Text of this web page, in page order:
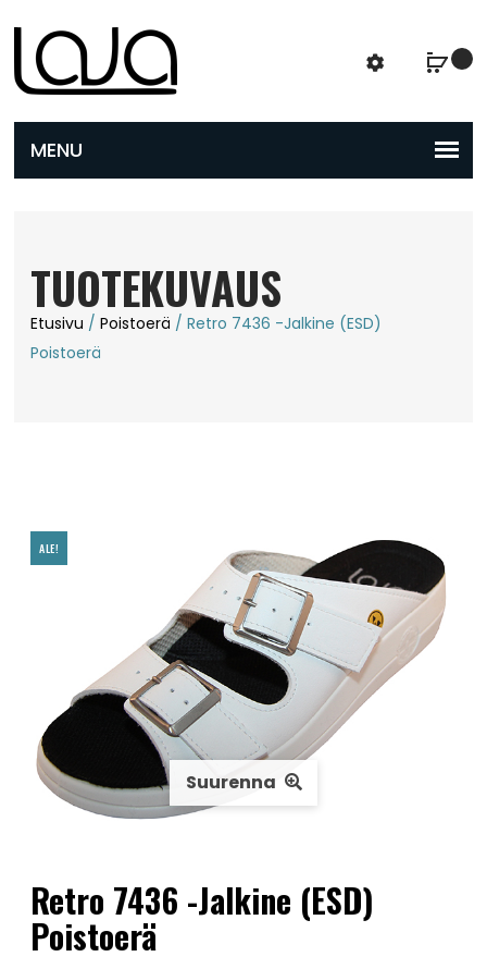
TUOTEKUVAUS
Etusivu /Poistoerä / Retro 7436 -jalkine (ESD)
Poistoerä
ALE!
Suurenna
Retro 7436 -jalkine (ESD)
Poistoerä